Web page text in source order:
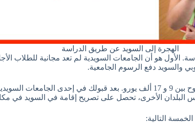
الهجرة إلى السويد عن طريق الدراسة
هو أن الجامعات السويدية لم تعد مجانية للطلاب
والسويد دفع الرسوم الجامعية.
يمكن القول أن الرسوم الدراسية في هذا البلد مرتفعة تقريبًا وتتراوح بين 9 و 17
البلدان الأخرى، تحصل على تصريح إقامة في السويد في
التالية: